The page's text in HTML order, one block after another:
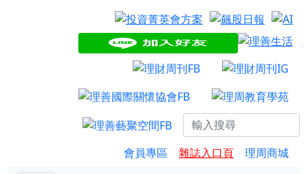
會員專區 雜誌入口頁 理周商城